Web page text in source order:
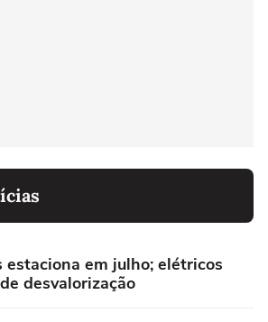
estaciona em julho; elétricos
desvalorização